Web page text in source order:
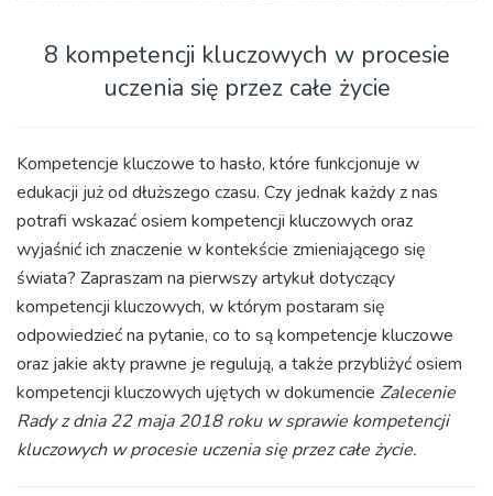
8 kompetencji kluczowych w procesie
uczenia się przez całe życie
Kompetencje kluczowe to hasło, które funkcjonuje w
edukacji już od dłuższego czasu. Czy jednak każdy z nas
potrafi wskazać osiem kompetencji kluczowych oraz
wyjaśnić ich znaczenie w kontekście zmieniającego się
świata? Zapraszam na pierwszy artykuł dotyczący
kompetencji kluczowych, w którym postaram się
odpowiedzieć na pytanie, co to są kompetencje kluczowe
oraz jakie akty prawne je regulują, a także przybliżyć osiem
kompetencji kluczowych ujętych w dokumencie Zalecenie
Rady z dnia 22 maja 2018 roku w sprawie kompetencji
kluczowych w procesie uczenia się przez całe życie.